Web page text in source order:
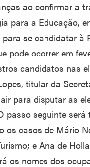
ao confirmar a
para a Educação,
se candidatar à
pode ocorrer em
candidatos nas
titular da
para disputar as
passo seguinte será
os casos de Mário
e Ana de
os nomes dos